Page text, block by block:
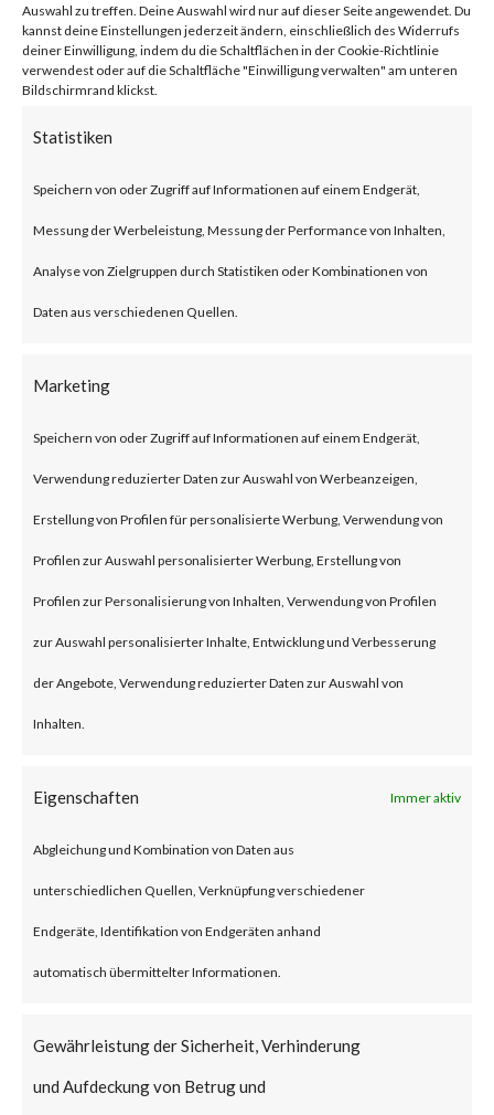
Auswahl zu treffen. Deine Auswahl wird nur auf dieser Seite angewendet. Du
kannst deine Einstellungen jederzeit ändern, einschließlich des Widerrufs
deiner Einwilligung, indem du die Schaltflächen in der Cookie-Richtlinie
verwendest oder auf die Schaltfläche "Einwilligung verwalten" am unteren
Bildschirmrand klickst.
Statistiken
Speichern von oder Zugriff auf Informationen auf einem Endgerät,
Messung der Werbeleistung, Messung der Performance von Inhalten,
Analyse von Zielgruppen durch Statistiken oder Kombinationen von
Daten aus verschiedenen Quellen.
Marketing
Speichern von oder Zugriff auf Informationen auf einem Endgerät,
Verwendung reduzierter Daten zur Auswahl von Werbeanzeigen,
Erstellung von Profilen für personalisierte Werbung, Verwendung von
Profilen zur Auswahl personalisierter Werbung, Erstellung von
Profilen zur Personalisierung von Inhalten, Verwendung von Profilen
zur Auswahl personalisierter Inhalte, Entwicklung und Verbesserung
der Angebote, Verwendung reduzierter Daten zur Auswahl von
Inhalten.
Eigenschaften Immer aktiv
Abgleichung und Kombination von Daten aus
unterschiedlichen Quellen, Verknüpfung verschiedener
Endgeräte, Identifikation von Endgeräten anhand
automatisch übermittelter Informationen.
Gewährleistung der Sicherheit, Verhinderung
und Aufdeckung von Betrug und
What is the Attack?
vulnerability that affects
WinRAR before version 6.23.
The vulnerability allows threat
actors to create a zip file that
the same filename. Opening
(some refer to this as “viewing”)
the file launches a malicious
script in the folder.
Why is this Significant?
This is significant because
WinRAR is widely used and CVE-
exploited as a 0-day in April
malware families have
reportedly been deployed.
FortiGuard Labs strongly
recommends all users of